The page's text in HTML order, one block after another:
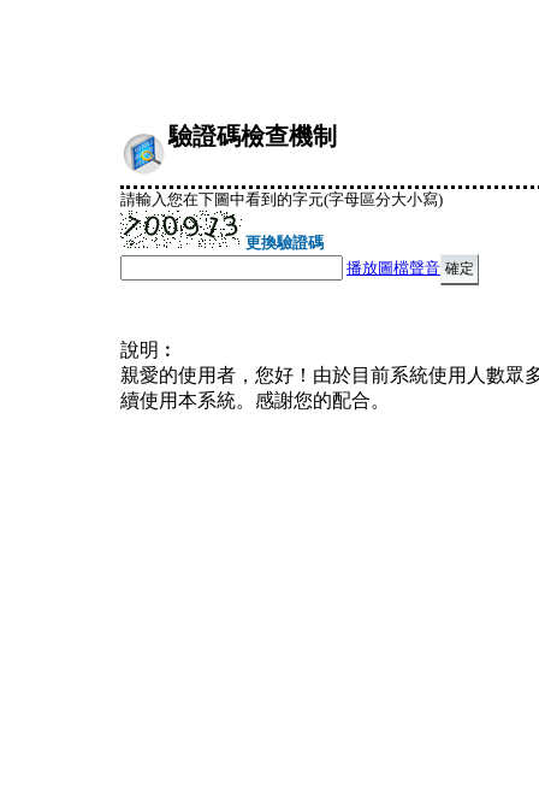
驗證碼檢查機制
請輸入您在下圖中看到的字元(字母區分大小寫)
更換驗證碼
播放圖檔聲音
說明︰
親愛的使用者，您好！由於目前系統使用人數眾
續使用本系統。感謝您的配合。